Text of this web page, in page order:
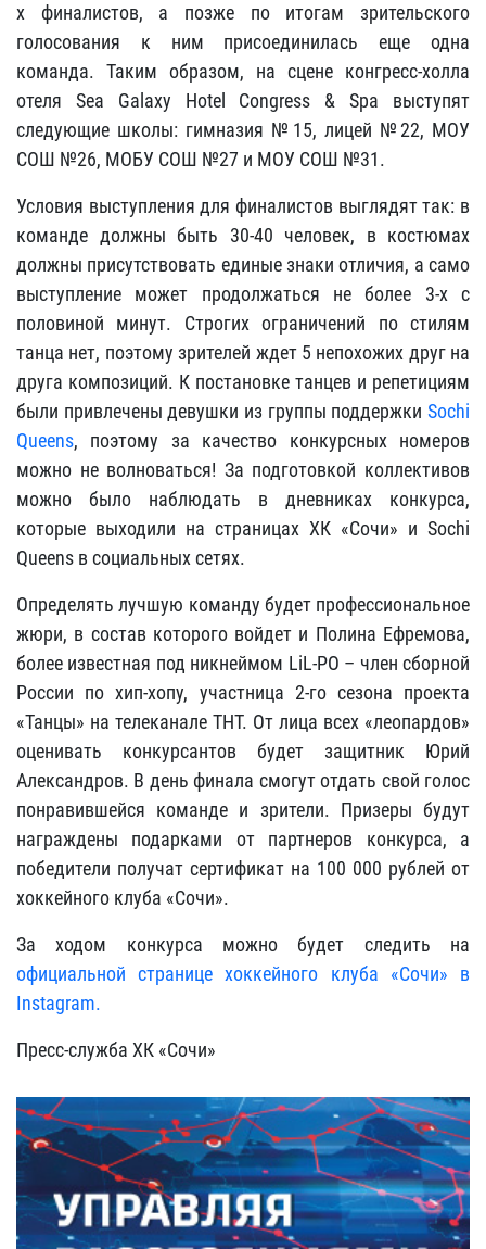
х финалистов, а позже по итогам зрительского
голосования к ним присоединилась еще одна
команда. Таким образом, на сцене конгресс-холла
отеля Sea Galaxy Hotel Congress & Spa выступят
следующие школы: гимназия №15, лицей №22, МОУ
СОШ №26, МОБУ СОШ №27 и МОУ СОШ №31.
Условия выступления для финалистов выглядят так: в
команде должны быть 30-40 человек, в костюмах
должны присутствовать единые знаки отличия, а само
выступление может продолжаться не более 3-х с
половиной минут. Строгих ограничений по стилям
танца нет, поэтому зрителей ждет 5 непохожих друг на
друга композиций. К постановке танцев и репетициям
были привлечены девушки из группы поддержки Sochi
Queens, поэтому за качество конкурсных номеров
можно не волноваться! За подготовкой коллективов
можно было наблюдать в дневниках конкурса,
которые выходили на страницах ХК «Сочи» и Sochi
Queens в социальных сетях.
Определять лучшую команду будет профессиональное
жюри, в состав которого войдет и Полина Ефремова,
более известная под никнеймом LiL-PO – член сборной
России по хип-хопу, участница 2-го сезона проекта
«Танцы» на телеканале ТНТ. От лица всех «леопардов»
оценивать конкурсантов будет защитник Юрий
Александров. В день финала смогут отдать свой голос
понравившейся команде и зрители. Призеры будут
награждены подарками от партнеров конкурса, а
победители получат сертификат на 100 000 рублей от
хоккейного клуба «Сочи».
За ходом конкурса можно будет следить на
официальной странице хоккейного клуба «Сочи» в
Instagram.
Пресс-служба ХК «Сочи»